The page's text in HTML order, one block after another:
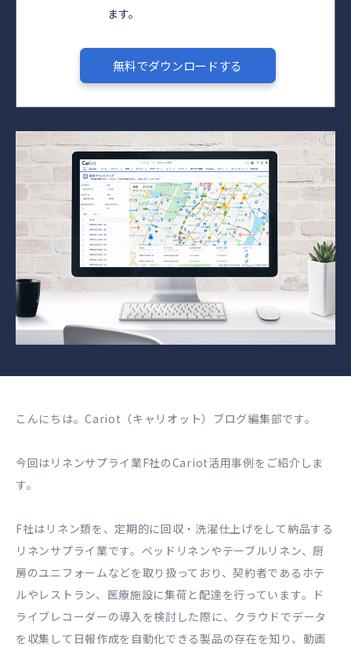
ます。
無料でダウンロードする
こんにちは。Cariot（キャリオット）ブログ編集部です。
今回はリネンサプライ業F社のCariot活用事例をご紹介しま
す。
F社はリネン類を、定期的に回収・洗濯仕上げをして納品する
リネンサプライ業です。ベッドリネンやテーブルリネン、厨
房のユニフォームなどを取り扱っており、契約者であるホテ
ルやレストラン、医療施設に集荷と配達を行っています。ド
ライブレコーダーの導入を検討した際に、クラウドでデータ
を収集して日報作成を自動化できる製品の存在を知り、動画